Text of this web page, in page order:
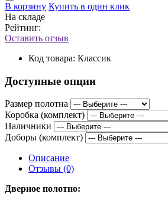
В корзину Купить в один клик
На складе
Рейтинг:
Оставить отзыв
Код товара: Классик
Доступные опции
Размер полотна
Коробка (комплект)
Наличники
Доборы (комплект)
Описание
Отзывы (0)
Дверное полотно: